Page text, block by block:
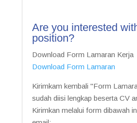
Are you interested
position?
Download Form Lamaran Kerja
Download Form Lamaran
Kirimkam kembali "Form
sudah diisi lengkap beserta CV
Kirimkan melalui form dibawah